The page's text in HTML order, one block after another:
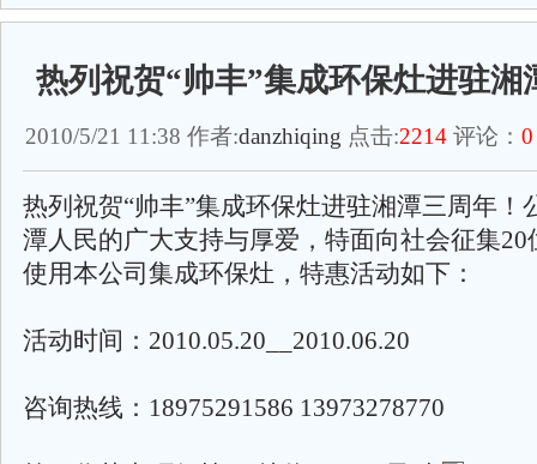
热列祝贺“帅丰”集成环保灶进驻湘
2010/5/21 11:38 作者:danzhiqing 点击:2214 评论： 0
热列祝贺“帅丰”集成环保灶进驻湘潭三周年！
潭人民的广大支持与厚爱，特面向社会征集20
使用本公司集成环保灶，特惠活动如下：
活动时间：2010.05.20__2010.06.20
咨询热线：18975291586 13973278770